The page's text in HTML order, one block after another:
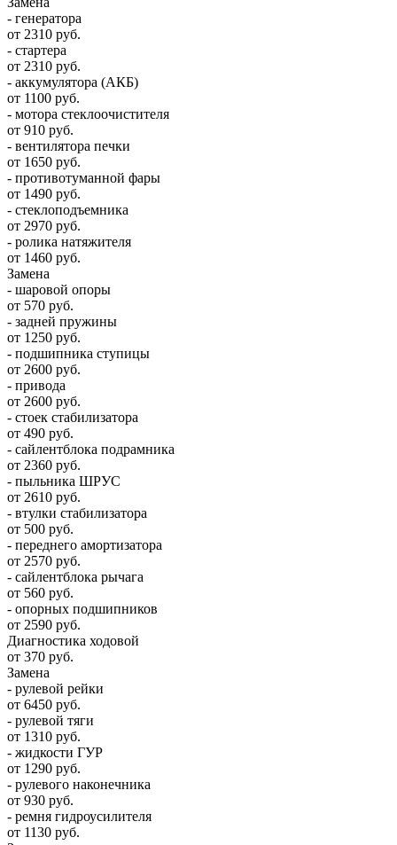
- генератора
от 2310 руб.
- стартера
от 2310 руб.
- аккумулятора (АКБ)
от 1100 руб.
- мотора стеклоочистителя
от 910 руб.
- вентилятора печки
от 1650 руб.
- противотуманной фары
от 1490 руб.
- стеклоподъемника
от 2970 руб.
- ролика натяжителя
от 1460 руб.
Замена
- шаровой опоры
от 570 руб.
- задней пружины
от 1250 руб.
- подшипника ступицы
от 2600 руб.
- привода
от 2600 руб.
- стоек стабилизатора
от 490 руб.
- сайлентблока подрамника
от 2360 руб.
- пыльника ШРУС
от 2610 руб.
- втулки стабилизатора
от 500 руб.
- переднего амортизатора
от 2570 руб.
- сайлентблока рычага
от 560 руб.
- опорных подшипников
от 2590 руб.
Диагностика ходовой
от 370 руб.
Замена
- рулевой рейки
от 6450 руб.
- рулевой тяги
от 1310 руб.
- жидкости ГУР
от 1290 руб.
- рулевого наконечника
от 930 руб.
- ремня гидроусилителя
от 1130 руб.